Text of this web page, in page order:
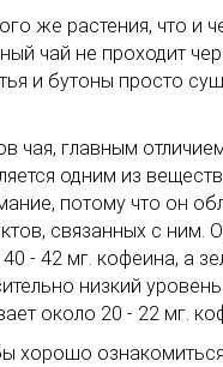
же растения, что и
чай не проходит
и бутоны просто
чая, главным
одним из
потому что он
связанных с ним.
- 42 мг. кофеина, а
низкий
около 20 - 22 мг.
хорошо